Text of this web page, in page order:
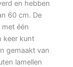
en hebben
60 cm. De
één
keer kunt
gemaakt van
lamellen